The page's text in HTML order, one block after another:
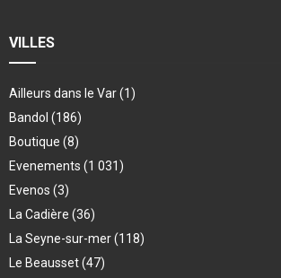
VILLES
Ailleurs dans le Var(1)
Bandol (186)
Boutique (8)
Evenements (1 031)
Evenos (3)
La Cadière (36)
La Seyne-sur-mer(118)
Le Beausset(47)